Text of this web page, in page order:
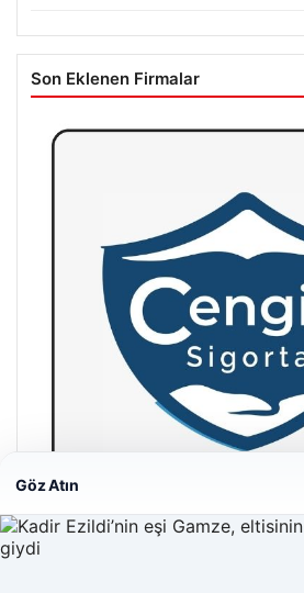
Son Eklenen Firmalar
Cengiz Sigorta
Göz Atın